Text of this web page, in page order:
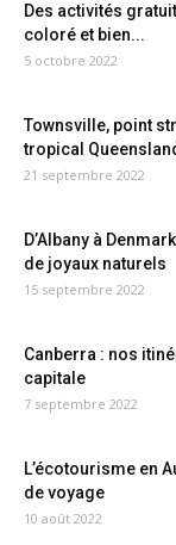
Des activités
coloré et bien...
5 octobre 2022
Townsville, point
tropical
21 septembre 2022
D’Albany à
de joyaux naturels
15 septembre 2022
Canberra : nos
capitale
7 septembre 2022
L’écotourisme en
de voyage
10 août 2022